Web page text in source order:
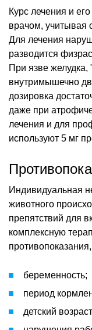
Курс лечения и
врачом, учитывая
Для лечения
разводится
При язве желудка,
внутримышечно
дозировка
даже при
лечения и для
используют 5 мг
Индивидуальная
животного
препятствий для
комплексную
беременность;
период
детский